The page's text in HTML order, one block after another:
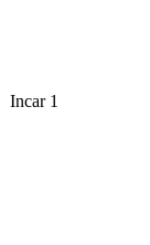
Incar 1